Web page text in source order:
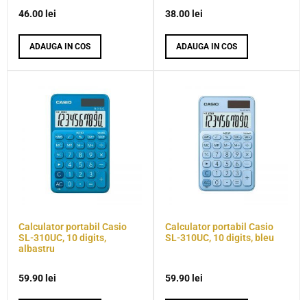
46.00 lei
ADAUGA IN COS
38.00 lei
ADAUGA IN COS
Calculator portabil Casio
SL-310UC, 10 digits,
albastru
59.90 lei
Calculator portabil Casio
SL-310UC, 10 digits, bleu
59.90 lei